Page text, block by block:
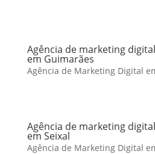
Agência de marketing
em Guimarães
Agência de Marketing Digital
Agência de marketing
em Seixal
Agência de Marketing Digital